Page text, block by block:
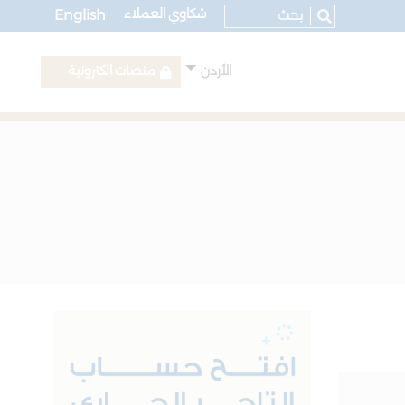
English شكاوي العملاء
الأردن